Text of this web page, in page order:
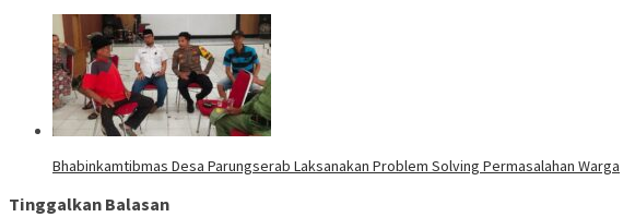
Bhabinkamtibmas Desa Parungserab Laksanakan Problem Solving Permasalahan Warga
Tinggalkan Balasan